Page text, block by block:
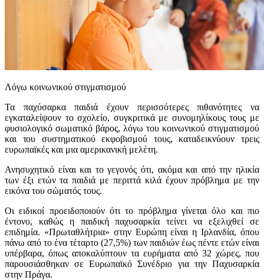
Λόγω κοινωνικού στιγματισμού
Τα παχύσαρκα παιδιά έχουν περισσότερες πιθανότητες να
εγκαταλείψουν το σχολείο, συγκριτικά με συνομηλίκους τους με
φυσιολογικό σωματικό βάρος, λόγω του κοινωνικού στιγματισμού
και του συστηματικού εκφοβισμού τους, καταδεικνύουν τρεις
ευρωπαϊκές και μια αμερικανική μελέτη.
Ανησυχητικό είναι και το γεγονός ότι, ακόμα και από την ηλικία
των έξι ετών τα παιδιά με περιττά κιλά έχουν πρόβλημα με την
εικόνα του σώματός τους.
Οι ειδικοί προειδοποιούν ότι το πρόβλημα γίνεται όλο και πιο
έντονο, καθώς η παιδική παχυσαρκία τείνει να εξελιχθεί σε
επιδημία. «Πρωταθλήτρια» στην Ευρώπη είναι η Ιρλανδία, όπου
πάνω από το ένα τέταρτο (27,5%) των παιδιών έως πέντε ετών είναι
υπέρβαρα, όπως αποκαλύπτουν τα ευρήματα από 32 χώρες, που
παρουσιάσθηκαν σε Ευρωπαϊκό Συνέδριο για την Παχυσαρκία
στην Πράγα.